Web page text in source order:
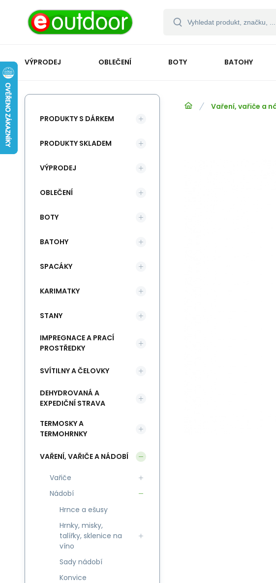
VÝPRODEJ OBLEČENÍ BOTY BATOHY
Vaření, vařiče a
PRODUKTY S DÁRKEM
PRODUKTY SKLADEM
VÝPRODEJ
OBLEČENÍ
BOTY
BATOHY
SPACÁKY
KARIMATKY
STANY
IMPREGNACE A PRACÍ
PROSTŘEDKY
SVÍTILNY A ČELOVKY
DEHYDROVANÁ A
EXPEDIČNÍ STRAVA
TERMOSKY A
TERMOHRNKY
VAŘENÍ, VAŘIČE A NÁDOBÍ
Vařiče
Nádobí
Hrnce a ešusy
Hrnky, misky,
talířky, sklenice na
víno
Sady nádobí
Konvice